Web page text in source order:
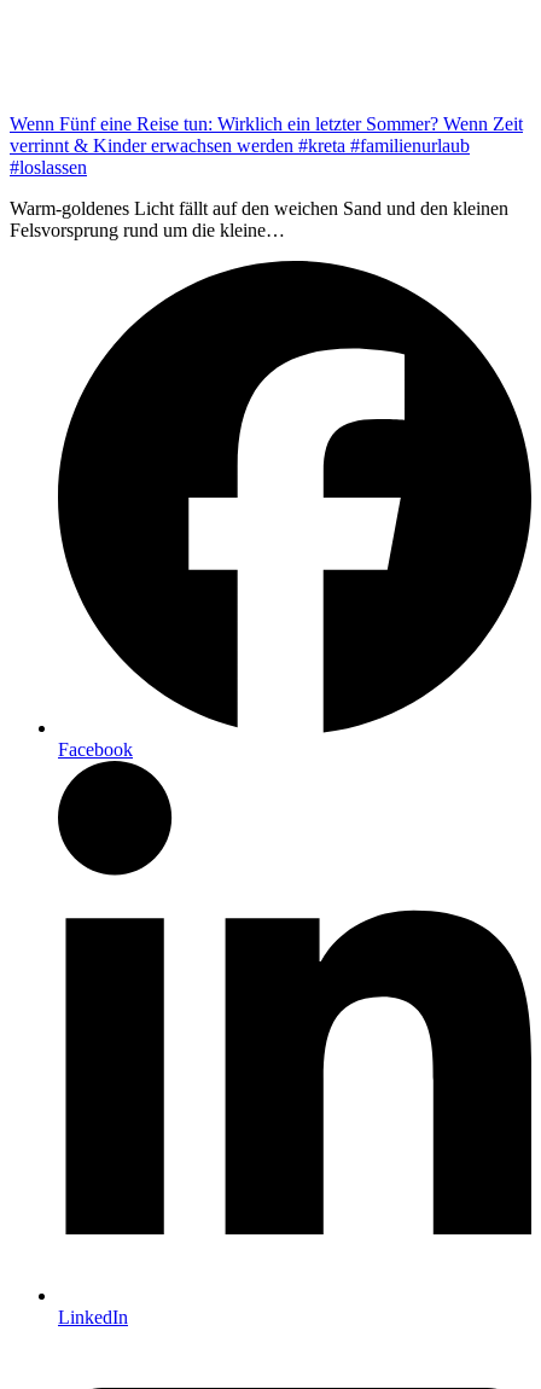
Wenn Fünf eine Reise tun: Wirklich ein letzter Sommer? Wenn Zeit
verrinnt & Kinder erwachsen werden #kreta #familienurlaub
#loslassen
Warm-goldenes Licht fällt auf den weichen Sand und den kleinen
Felsvorsprung rund um die kleine…
Facebook
LinkedIn